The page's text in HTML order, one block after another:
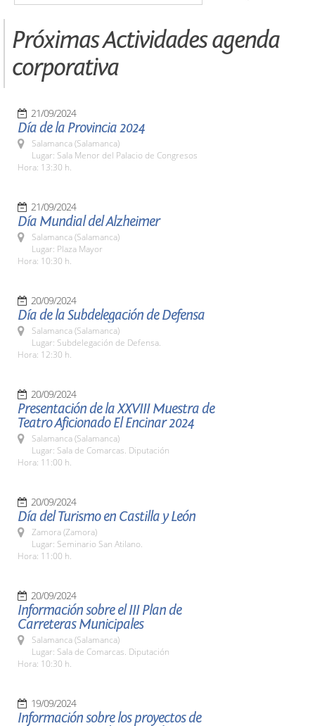
Próximas Actividades agenda
corporativa
21/09/2024
Día de la Provincia 2024
Salamanca (Salamanca)
Lugar: Sala Menor del Palacio de Congresos
Hora: 13:30 h.
21/09/2024
Día Mundial del Alzheimer
Salamanca (Salamanca)
Lugar: Plaza Mayor
Hora: 10:30 h.
20/09/2024
Día de la Subdelegación de Defensa
Salamanca (Salamanca)
Lugar: Subdelegación de Defensa.
Hora: 12:30 h.
20/09/2024
Presentación de la XXVIII Muestra de
Teatro Aficionado El Encinar 2024
Salamanca (Salamanca)
Lugar: Sala de Comarcas. Diputación
Hora: 11:00 h.
20/09/2024
Día del Turismo en Castilla y León
Zamora (Zamora)
Lugar: Seminario San Atilano.
Hora: 11:00 h.
20/09/2024
Información sobre el III Plan de
Carreteras Municipales
Salamanca (Salamanca)
Lugar: Sala de Comarcas. Diputación
Hora: 10:30 h.
19/09/2024
Información sobre los proyectos de